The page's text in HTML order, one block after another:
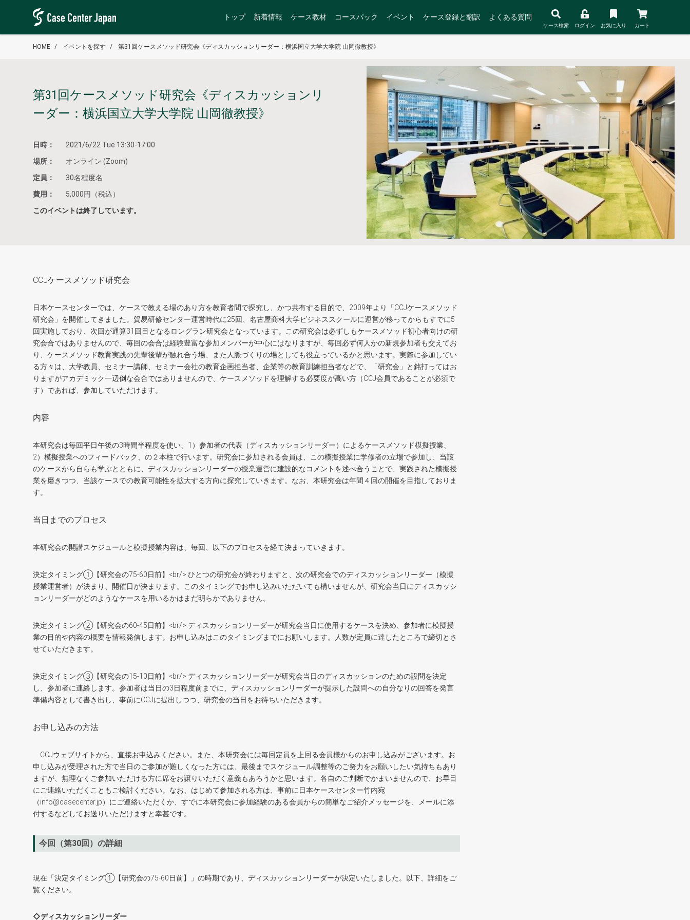
トップ 新着情報 ケース教材 コースパック イベント ケース登録と翻訳 よくある質問
ケース検索 ログイン お気に入り カート
HOME イベントを探す 第31回ケースメソッド研究会《ディスカッションリーダー：横浜国立大学大学院 山岡徹教授》
第31回ケースメソッド研究会《ディスカッションリ
ーダー：横浜国立大学大学院 山岡徹教授》
日時： 2021/6/22 Tue 13:30-17:00
場所： オンライン (Zoom)
定員： 30名程度名
費用： 5,000円（税込）
このイベントは終了しています。
CCJケースメソッド研究会
日本ケースセンターでは、ケースで教える場のあり方を教育者間で探究し、かつ共有する目的で、2009年より「CCJケースメソッド
研究会」を開催してきました。貿易研修センター運営時代に25回、名古屋商科大学ビジネススクールに運営が移ってからもすでに5
回実施しており、次回が通算31回目となるロングラン研究会となっています。この研究会は必ずしもケースメソッド初心者向けの研
究会合ではありませんので、毎回の会合は経験豊富な参加メンバーが中心にはなりますが、毎回必ず何人かの新規参加者も交えてお
り、ケースメソッド教育実践の先輩後輩が触れ合う場、また人脈づくりの場としても役立っているかと思います。実際に参加してい
る方々は、大学教員、セミナー講師、セミナー会社の教育企画担当者、企業等の教育訓練担当者などで、「研究会」と銘打ってはお
りますがアカデミック一辺倒な会合ではありませんので、ケースメソッドを理解する必要度が高い方（CCJ会員であることが必須で
す）であれば、参加していただけます。
内容
本研究会は毎回平日午後の3時間半程度を使い、1）参加者の代表（ディスカッションリーダー）によるケースメソッド模擬授業、
2）模擬授業へのフィードバック、の２本柱で行います。研究会に参加される会員は、この模擬授業に学修者の立場で参加し、当該
のケースから自らも学ぶとともに、ディスカッションリーダーの授業運営に建設的なコメントを述べ合うことで、実践された模擬授
業を磨きつつ、当該ケースでの教育可能性を拡大する方向に探究していきます。なお、本研究会は年間４回の開催を目指しておりま
す。
当日までのプロセス
本研究会の開講スケジュールと模擬授業内容は、毎回、以下のプロセスを経て決まっていきます。
決定タイミング①【研究会の75-60日前】<br/> ひとつの研究会が終わりますと、次の研究会でのディスカッションリーダー（模擬
授業運営者）が決まり、開催日が決まります。このタイミングでお申し込みいただいても構いませんが、研究会当日にディスカッシ
ョンリーダーがどのようなケースを用いるかはまだ明らかでありません。
決定タイミング②【研究会の60-45日前】<br/> ディスカッションリーダーが研究会当日に使用するケースを決め、参加者に模擬授
業の目的や内容の概要を情報発信します。お申し込みはこのタイミングまでにお願いします。人数が定員に達したところで締切とさ
せていただきます。
決定タイミング③【研究会の15-10日前】<br/> ディスカッションリーダーが研究会当日のディスカッションのための設問を決定
し、参加者に連絡します。参加者は当日の3日程度前までに、ディスカッションリーダーが提示した設問への自分なりの回答を発言
準備内容として書き出し、事前にCCJに提出しつつ、研究会の当日をお待ちいただきます。
お申し込みの方法
CCJウェブサイトから、直接お申込みください。また、本研究会には毎回定員を上回る会員様からのお申し込みがございます。お
申し込みが受理された方で当日のご参加が難しくなった方には、最後までスケジュール調整等のご努力をお願いしたい気持ちもあり
ますが、無理なくご参加いただける方に席をお譲りいただく意義もあろうかと思います。各自のご判断でかまいませんので、お早目
にご連絡いただくこともご検討ください。なお、はじめて参加される方は、事前に日本ケースセンター竹内宛
（info@casecenter.jp）にご連絡いただくか、すでに本研究会に参加経験のある会員からの簡単なご紹介メッセージを、メールに添
付するなどしてお送りいただけますと幸甚です。
今回（第30回）の詳細
現在「決定タイミング①【研究会の75-60日前】」の時期であり、ディスカッションリーダーが決定いたしました。以下、詳細をご
覧ください。
◇ディスカッションリーダー